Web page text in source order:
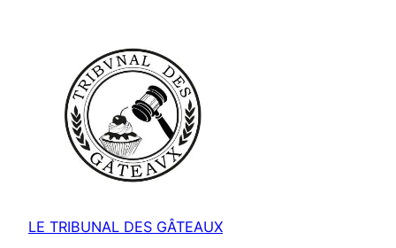
LE TRIBUNAL DES GÂTEAUX